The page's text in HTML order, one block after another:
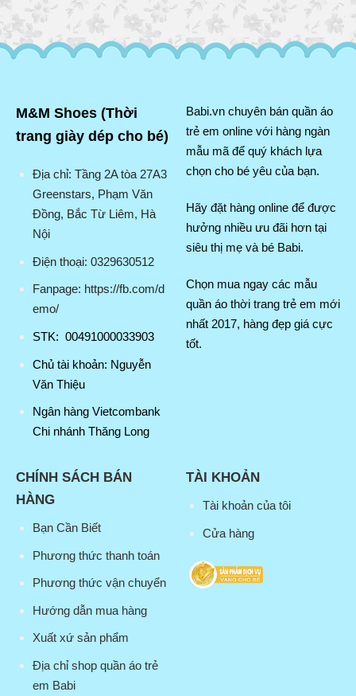
M&M Shoes (Thời
trang giày dép cho bé)
Địa chỉ: Tầng 2A tòa 27A3
Greenstars, Phạm Văn
Đồng, Bắc Từ Liêm, Hà
Nội
Điện thoại: 0329630512
Fanpage: https://fb.com/d
emo/
STK: 00491000033903
Chủ tài khoản: Nguyễn
Văn Thiệu
Ngân hàng Vietcombank
Chi nhánh Thăng Long
Babi.vn chuyên bán quần áo
trẻ em online với hàng ngàn
mẫu mã để quý khách lựa
chọn cho bé yêu của bạn.
Hãy đặt hàng online để được
hưởng nhiều ưu đãi hơn tại
siêu thị mẹ và bé Babi.
Chọn mua ngay các mẫu
quần áo thời trang trẻ em mới
nhất 2017, hàng đẹp giá cực
tốt.
CHÍNH SÁCH BÁN
HÀNG
Bạn Cần Biết
Phương thức thanh toán
Phương thức vận chuyển
Hướng dẫn mua hàng
Xuất xứ sản phẩm
Địa chỉ shop quần áo trẻ
em Babi
TÀI KHOẢN
Tài khoản của tôi
Cửa hàng